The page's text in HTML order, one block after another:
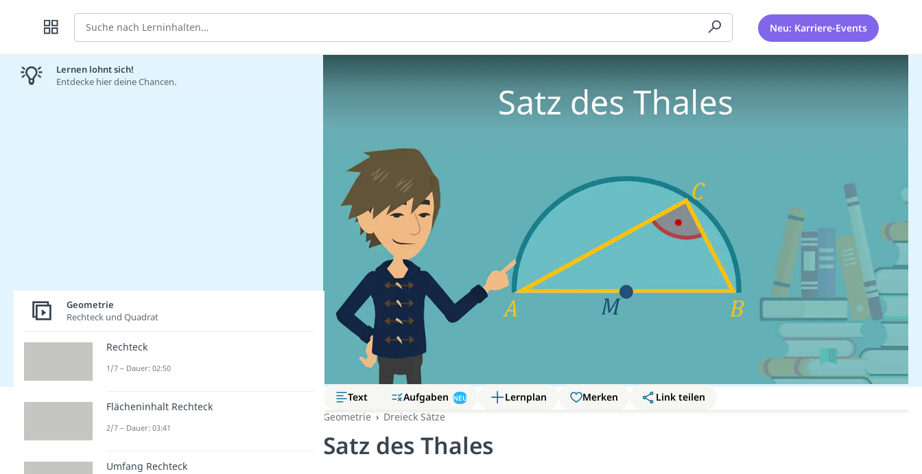
Suche Neu: Karriere-Events
Text Aufgaben NEU Lernplan Merken
Link teilen
Geometrie
Dreieck Sätze
Satz des Thales
Lernen lohnt sich!
Entdecke hier deine Chancen.
Geometrie
Rechteck und Quadrat
Rechteck
1/7 – Dauer: 02:50
Flächeninhalt Rechteck
2/7 – Dauer: 03:41
Umfang Rechteck